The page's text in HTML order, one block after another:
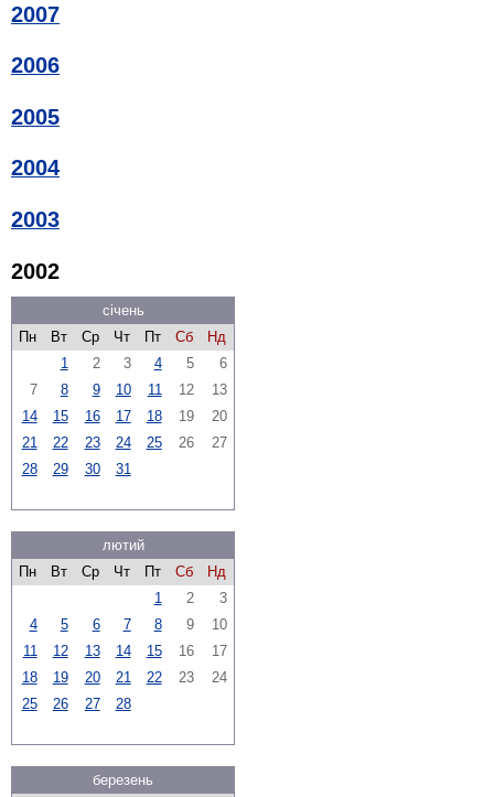
2007
2006
2005
2004
2003
2002
січень
Пн
Вт Ср Чт Пт Сб
Нд
1
2 3 4 5
6
7
8 9 10 11 12
13
14
15 16 17 18 19
20
21
22 23 24 25 26
27
28
29 30 31
лютий
Пн
Вт Ср Чт Пт Сб
Нд
1
2
3
4
5 6 7 8 9
10
11
12 13 14 15 16
17
18
19 20 21 22 23
24
25
26 27 28
березень